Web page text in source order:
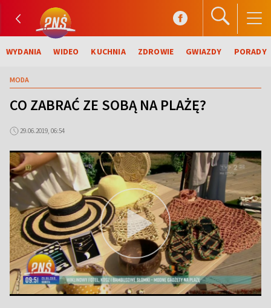
WYDANIA WIDEO KUCHNIA ZDROWIE GWIAZDY PORADY
MODA
CO ZABRAĆ ZE SOBĄ NA PLAŻĘ?
29.06.2019, 06:54